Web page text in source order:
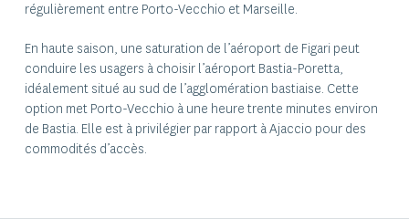
régulièrement entre Porto-Vecchio et Marseille.
En haute saison, une saturation de l’aéroport de Figari peut
conduire les usagers à choisir l’aéroport Bastia-Poretta,
idéalement situé au sud de l’agglomération bastiaise. Cette
option met Porto-Vecchio à une heure trente minutes environ
de Bastia. Elle est à privilégier par rapport à Ajaccio pour des
commodités d’accès.